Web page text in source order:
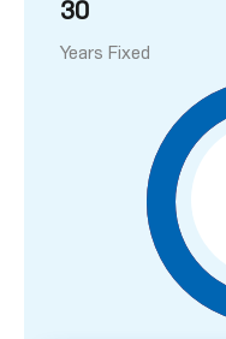
30
Years Fixed